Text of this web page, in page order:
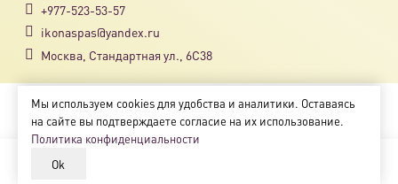
+977-523-53-57
ikonaspas@yandex.ru
Москва, Стандартная ул., 6С38
Copyright © 2018-2025
Магазин православных икон «ikonaspas.ru»
Мы используем cookies для удобства и аналитики. Оставаясь
на сайте вы подтверждаете согласие на их использование.
Политика конфиденциальности
Ok